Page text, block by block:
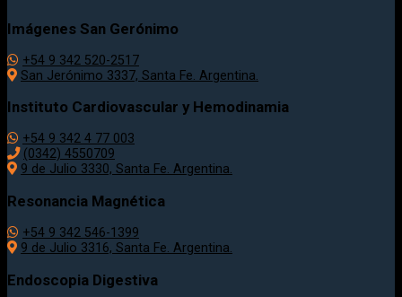
Imágenes San Gerónimo
+54 9 342 520-2517
San Jerónimo 3337, Santa Fe. Argentina.
Instituto Cardiovascular y Hemodinamia
+54 9 342 4 77 003
(0342) 4550709
9 de Julio 3330, Santa Fe. Argentina.
Resonancia Magnética
+54 9 342 546-1399
9 de Julio 3316, Santa Fe. Argentina.
Endoscopia Digestiva